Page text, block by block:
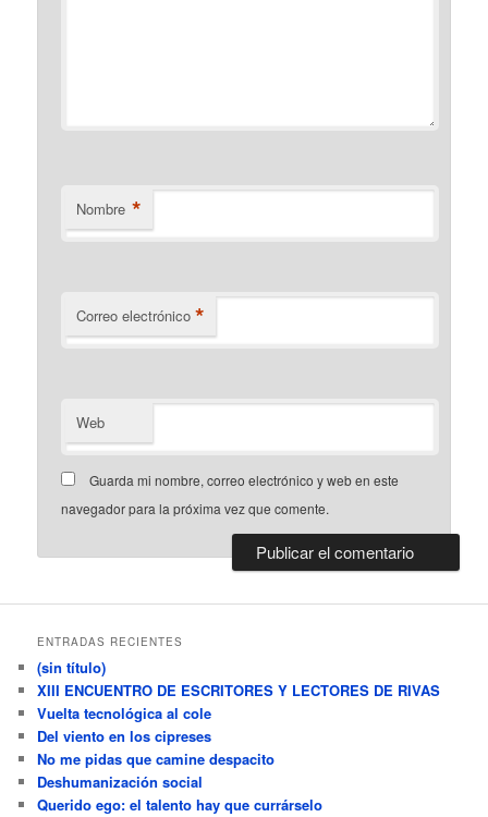
Nombre *
Correo electrónico *
Web
Guarda mi nombre, correo electrónico y web en este
navegador para la próxima vez que comente.
ENTRADAS RECIENTES
(sin título)
XIII ENCUENTRO DE ESCRITORES Y LECTORES DE RIVAS
Vuelta tecnológica al cole
Del viento en los cipreses
No me pidas que camine despacito
Deshumanización social
Querido ego: el talento hay que currárselo